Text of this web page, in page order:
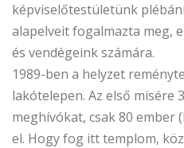
képviselőtestületünk
alapelveit fogalmazta meg,
és vendégeink számára.
1989-ben a helyzet
lakótelepen. Az első misére
meghívókat, csak 80
el. Hogy fog itt templom,